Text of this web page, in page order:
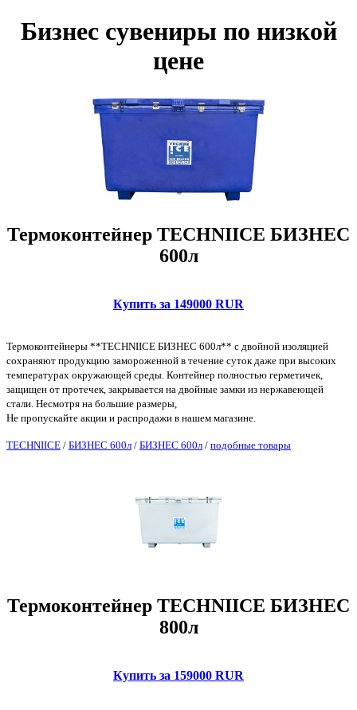
Бизнес сувениры по низкой
цене
Термоконтейнер TECHNIICE БИЗНЕС
600л
Купить за 149000 RUR
Термоконтейнеры **TECHNIICE БИЗНЕС 600л** с двойной изоляцией
сохраняют продукцию замороженной в течение суток даже при высоких
температурах окружающей среды. Контейнер полностью герметичек,
защищен от протечек, закрывается на двойные замки из нержавеющей
стали. Несмотря на большие размеры,
Не пропускайте акции и распродажи в нашем магазине.
TECHNIICE / БИЗНЕС 600л / БИЗНЕС 600л / подобные товары
Термоконтейнер TECHNIICE БИЗНЕС
800л
Купить за 159000 RUR